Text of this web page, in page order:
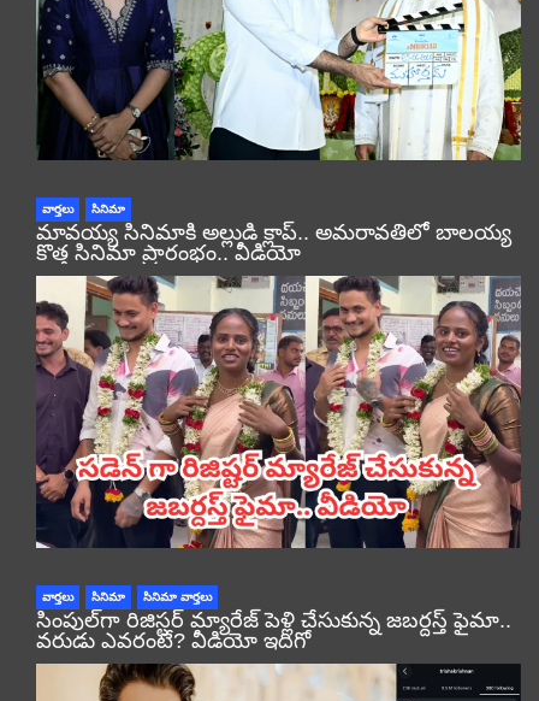
వార్తలు సినిమా
మావయ్య సినిమాకి అల్లుడి క్లాప్.. అమరావతిలో బాలయ్య
కొత్త సినిమా ప్రారంభం.. వీడియో
వార్తలు సినిమా సినిమా వార్తలు
సింపుల్‌గా రిజిస్టర్‌ మ్యారేజ్ పెళ్లి చేసుకున్న జబర్దస్త్ ఫైమా..
వరుడు ఎవరంటే? వీడియో ఇదిగో